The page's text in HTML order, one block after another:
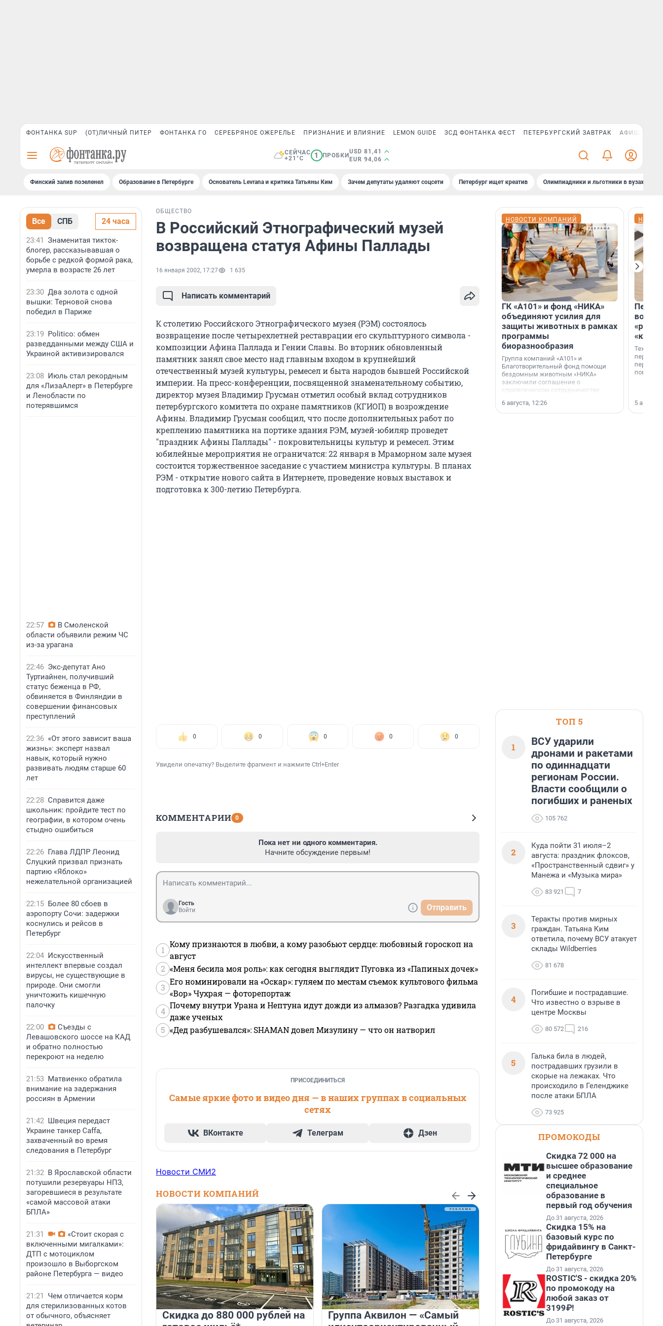
ФОНТАНКА SUP (ОТ)ЛИЧНЫЙ ПИТЕР ФОНТАНКА ГО СЕРЕБРЯНОЕ ОЖЕРЕЛЬЕ ПРИЗНАНИЕ И ВЛИЯНИЕ LEMON GUIDE ЗСД ФОНТАНКА ФЕСТ ПЕТЕРБУРГСКИЙ ЗАВТРАК АФИША PLUS
СЕЙЧАС
+21°C
1 ПРОБКИ
USD 81,41
EUR 94,06
Финский залив позеленел Образование в Петербурге Основатель Levrana и критика Татьяны Ким Зачем депутаты удаляют соцсети Петербург ищет креатив Олимпиадники и льготники в вузах СПб
Все СПБ 24 часа
23:41 Знаменитая тикток-
блогер, рассказывавшая о
борьбе с редкой формой рака,
умерла в возрасте 26 лет
23:30 Два золота с одной
вышки: Терновой снова
победил в Париже
23:19 Politico: обмен
разведданными между США и
Украиной активизировался
23:08 Июль стал рекордным
для «ЛизаАлерт» в Петербурге
и Ленобласти по
потерявшимся
22:57
В Смоленской
области объявили режим ЧС
из-за урагана
22:46 Экс-депутат Ано
Туртиайнен, получивший
статус беженца в РФ,
обвиняется в Финляндии в
совершении финансовых
преступлений
22:36 «От этого зависит ваша
жизнь»: эксперт назвал
навык, который нужно
развивать людям старше 60
лет
22:28 Справится даже
школьник: пройдите тест по
географии, в котором очень
стыдно ошибиться
22:26 Глава ЛДПР Леонид
Слуцкий призвал признать
партию «Яблоко»
нежелательной организацией
22:15 Более 80 сбоев в
аэропорту Сочи: задержки
коснулись и рейсов в
Петербург
22:04 Искусственный
интеллект впервые создал
вирусы, не существующие в
природе. Они смогли
уничтожить кишечную
палочку
22:00
Съезды с
Левашовского шоссе на КАД
и обратно полностью
перекроют на неделю
21:53 Матвиенко обратила
внимание на задержания
россиян в Армении
21:42 Швеция передаст
Украине танкер Caffa,
захваченный во время
следования в Петербург
21:32 В Ярославской области
потушили резервуары НПЗ,
загоревшиеся в результате
«самой массовой атаки
БПЛА»
21:31
«Стоит скорая с
включенными мигалками»:
ДТП с мотоциклом
произошло в Выборгском
районе Петербурга — видео
21:21
Чем отличается корм
для стерилизованных котов
от обычного, объясняет
ОБЩЕСТВО
В Российский Этнографический музей
возвращена статуя Афины Паллады
16 января 2002, 17:27 1 635
Написать комментарий
К столетию Российского Этнографического музея (РЭМ) состоялось
возвращение после четырехлетней реставрации его скульптурного символа -
композиции Афина Паллада и Гении Славы. Во вторник обновленный
памятник занял свое место над главным входом в крупнейший
отечественный музей культуры, ремесел и быта народов бывшей Российской
империи. На пресс-конференции, посвященной знаменательному событию,
директор музея Владимир Грусман отметил особый вклад сотрудников
петербургского комитета по охране памятников (КГИОП) в возрождение
Афины. Владимир Грусман сообщил, что после дополнительных работ по
креплению памятника на портике здания РЭМ, музей-юбиляр проведет
"праздник Афины Паллады" - покровительницы культур и ремесел. Этим
юбилейные мероприятия не ограничатся: 22 января в Мраморном зале музея
состоится торжественное заседание с участием министра культуры. В планах
РЭМ - открытие нового сайта в Интернете, проведение новых выставок и
подготовка к 300-летию Петербурга.
0 0 0 0 0
Увидели опечатку? Выделите фрагмент и нажмите Ctrl+Enter
КОММЕНТАРИИ 0
Пока нет ни одного комментария.
Начните обсуждение первым!
Гость
Войти
Отправить
1
Кому признаются в любви, а кому разобьют сердце: любовный гороскоп на
август
2 «Меня бесила моя роль»: как сегодня выглядит Пуговка из «Папиных дочек»
3
Его номинировали на «Оскар»: гуляем по местам съемок культового фильма
«Вор» Чухрая — фоторепортаж
4
Почему внутри Урана и Нептуна идут дожди из алмазов? Разгадка удивила
даже ученых
5 «Дед разбушевался»: SHAMAN довел Мизулину — что он натворил
ПРИСОЕДИНИТЬСЯ
Самые яркие фото и видео дня — в наших группах в социальных
сетях
ВКонтакте Телеграм Дзен
Новости СМИ2
НОВОСТИ КОМПАНИЙ
Скидка до 880 000 рублей на
Группа Аквилон — «Самый
«Лучший проект КРТ»
НОВОСТИ КОМПАНИЙ
ГК «А101» и фонд «НИКА»
объединяют усилия для
защиты животных в рамках
программы
биоразнообразия
Группа компаний «А101» и
Благотворительный фонд помощи
бездомным животным «НИКА»
заключили соглашение о
стратегическом сотрудничестве.
6 августа, 12:26
5
ТОП 5
1
ВСУ ударили
дронами и ракетами
по одиннадцати
регионам России.
Власти сообщили о
погибших и раненых
105 762
2
Куда пойти 31 июля–2
августа: праздник флоксов,
«Пространственный сдвиг» у
Манежа и «Музыка мира»
83 921 7
3
Теракты против мирных
граждан. Татьяна Ким
ответила, почему ВСУ атакует
склады Wildberries
81 678
4
Погибшие и пострадавшие.
Что известно о взрыве в
центре Москвы
80 572 216
5
Галька била в людей,
пострадавших грузили в
скорые на лежаках. Что
происходило в Геленджике
после атаки БПЛА
73 925
ПРОМОКОДЫ
Скидка 72 000 на
высшее образование
и среднее
специальное
образование в
первый год обучения
До 31 августа, 2026
Скидка 15% на
базовый курс по
фридайвингу в Санкт-
Петербурге
До 31 августа, 2026
ROSTIC'S - скидка 20%
по промокоду на
любой заказ от
3199₽!
До 31 августа, 2026